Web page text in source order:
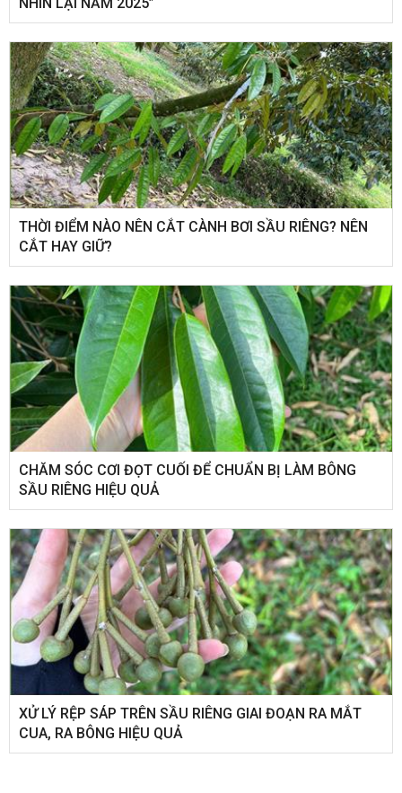
THỜI ĐIỂM NÀO NÊN CẮT CÀNH BƠI SẦU RIÊNG? NÊN
CẮT HAY GIỮ?
CHĂM SÓC CƠI ĐỌT CUỐI ĐỂ CHUẨN BỊ LÀM BÔNG
SẦU RIÊNG HIỆU QUẢ
XỬ LÝ RỆP SÁP TRÊN SẦU RIÊNG GIAI ĐOẠN RA MẮT
CUA, RA BÔNG HIỆU QUẢ